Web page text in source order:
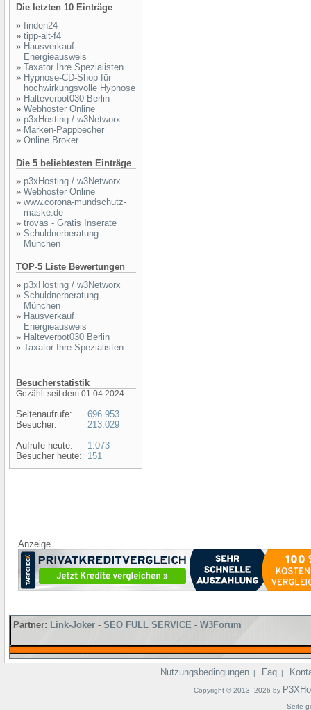
Die letzten 10 Einträge
» finden24
» tipp-alt-f4
» Hausverkauf
Energieausweis
» Taxator Ihre Spezialisten
» Hypnose-CD-Shop für
hochwirkungsvolle Hypnose
» Halteverbot030 Berlin
» Webhoster Online
» p3xHosting / w3Networx
» Marken-Pappbecher
» Online Broker
Die 5 beliebtesten Einträge
» p3xHosting / w3Networx
» Webhoster Online
» www.corona-mundschutz-
maske.de
» trovas - Gratis Inserate
» Schuldnerberatung
München
TOP-5 Liste Bewertungen
» p3xHosting / w3Networx
» Schuldnerberatung
München
» Hausverkauf
Energieausweis
» Halteverbot030 Berlin
» Taxator Ihre Spezialisten
Besucherstatistik
Gezählt seit dem 01.04.2024
Seitenaufrufe:
Besucher:
Aufrufe heute:
Besucher heute:
696.953
213.029
1.073
151
Anzeige
Partner: Link-Joker - SEO FULL SERVICE - W3Forum
Nutzungsbedingungen | Faq |
Copyright © 2013 -2026 by
Seite